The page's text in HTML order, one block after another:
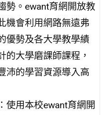
勢。ewant育網開放教
機會利用網路無遠弗
優勢及各大學教學績
的大學磨課師課程，
沛的學習資源導入高
使用本校ewant育網開